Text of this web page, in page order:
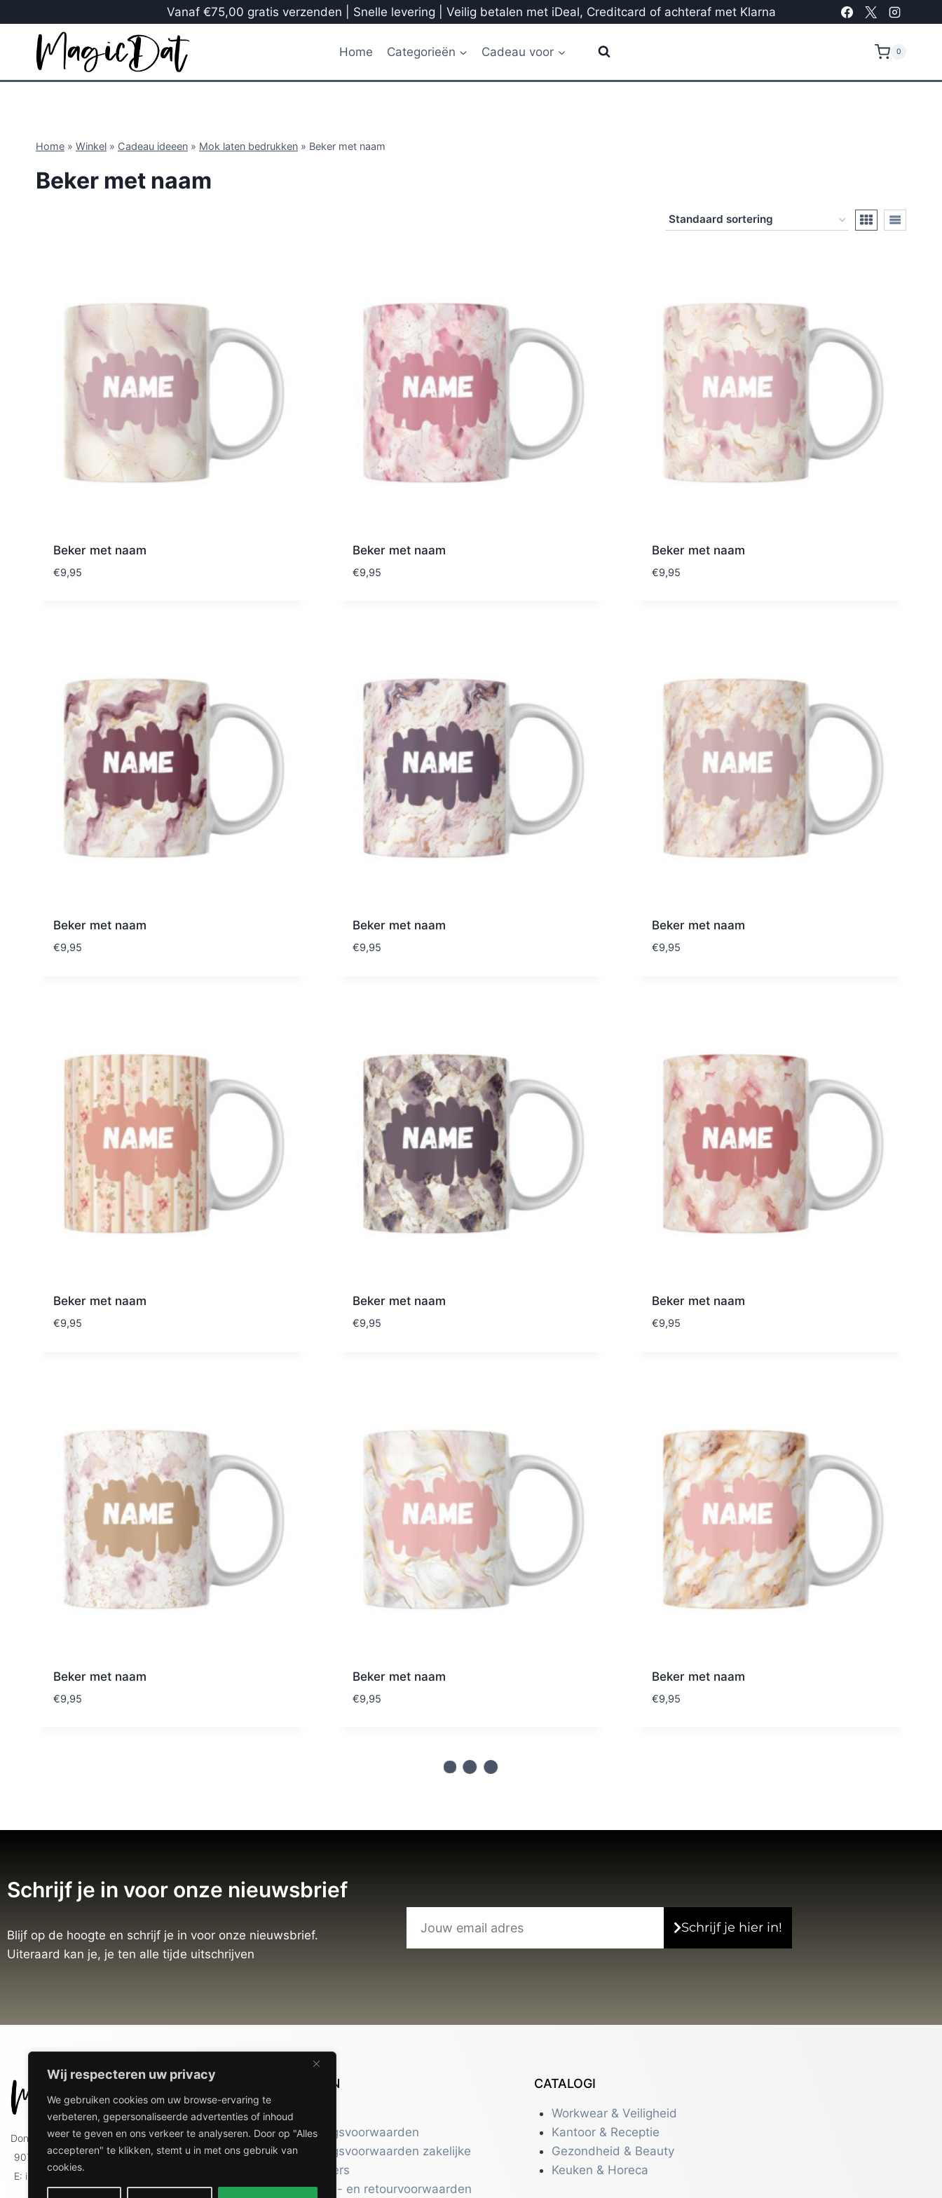
Wij respecteren uw privacy
We gebruiken cookies om uw browse-ervaring te
verbeteren, gepersonaliseerde advertenties of inhoud
weer te geven en ons verkeer te analyseren. Door op "Alles
accepteren" te klikken, stemt u in met ons gebruik van
cookies.
Vanaf €75,00 gratis verzenden | Snelle levering | Veilig betalen met iDeal, Creditcard of achteraf met Klarna
Home Categorieën Cadeau voor 0
Home » Winkel » Cadeau ideeen » Mok laten bedrukken » Beker met naam
Beker met naam
Beker met naam
€9,95
Beker met naam
€9,95
Beker met naam
€9,95
Beker met naam
€9,95
Beker met naam
€9,95
Beker met naam
€9,95
Beker met naam
€9,95
Beker met naam
€9,95
Beker met naam
€9,95
Beker met naam
€9,95
Beker met naam
€9,95
Beker met naam
€9,95
Beker met naam
€9,95